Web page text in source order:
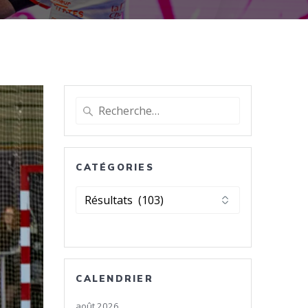
Recherche
:
CATÉGORIES
Catégories
CALENDRIER